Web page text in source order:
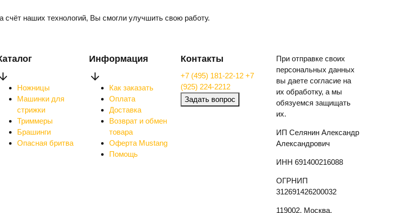
наших технологий, Вы смогли улучшить свою работу.
Ножницы
Машинки для
стрижки
Триммеры
Брашинги
Опасная бритва
Информация
Как заказать
Оплата
Доставка
Возврат и обмен
товара
Оферта Mustang
Помощь
Контакты
+7 (495) 181-22-12 +7
(925) 224-2212
Задать вопрос
При отправке своих
персональных данных
вы даете согласие на
их обработку, а мы
обязуемся защищать
их.
ИП Селянин Александр
Александрович
ИНН 691400216088
ОГРНИП
312691426200032
119002, Москва,